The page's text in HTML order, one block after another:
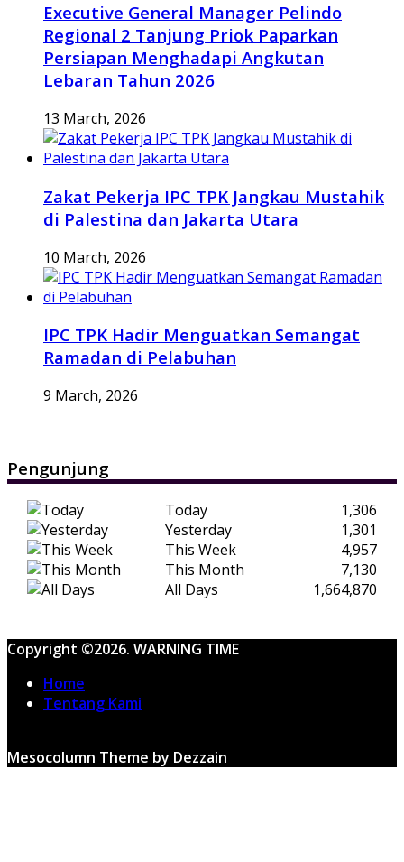
Executive General Manager Pelindo
Regional 2 Tanjung Priok Paparkan
Persiapan Menghadapi Angkutan
Lebaran Tahun 2026
13 March, 2026
Zakat Pekerja IPC TPK Jangkau Mustahik
di Palestina dan Jakarta Utara
10 March, 2026
IPC TPK Hadir Menguatkan Semangat
Ramadan di Pelabuhan
9 March, 2026
Pengunjung
Today
1,306
Yesterday
1,301
This Week
4,957
This Month
7,130
All Days
1,664,870
Copyright ©2026. WARNING TIME
Home
Tentang Kami
Mesocolumn Theme by Dezzain